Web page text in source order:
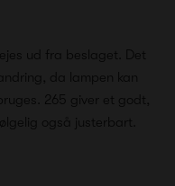
ud fra beslaget. Det
da lampen kan
265 giver et godt,
også justerbart.